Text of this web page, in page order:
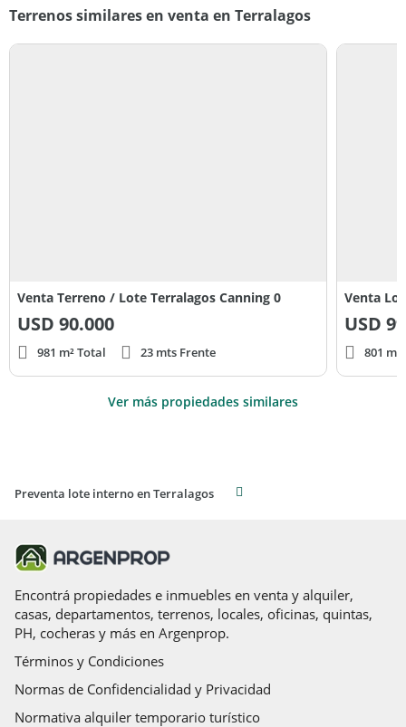
Terrenos similares en venta en Terralagos
Venta Terreno / Lote Terralagos Canning 0
USD 90.000
981 m² Total 23 mts Frente
Venta
USD
801
Ver más propiedades similares
Preventa lote interno en Terralagos
Encontrá propiedades e inmuebles en venta y alquiler,
casas, departamentos, terrenos, locales, oficinas, quintas,
PH, cocheras y más en Argenprop.
Términos y Condiciones
Normas de Confidencialidad y Privacidad
Normativa alquiler temporario turístico